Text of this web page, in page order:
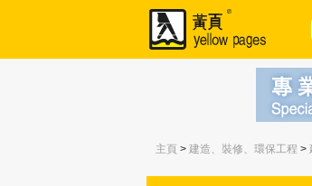
主頁 > 建造、裝修、環保工程 >